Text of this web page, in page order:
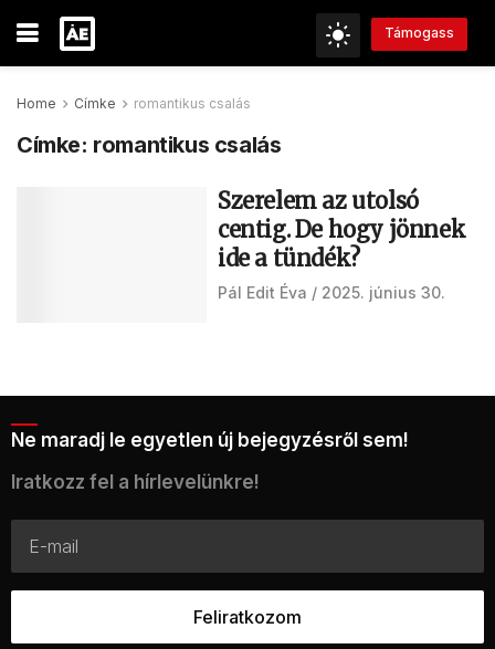
Támogass
Home Címke romantikus csalás
Címke: romantikus csalás
Szerelem az utolsó
centig. De hogy jönnek
ide a tündék?
Pál Edit Éva 2025. június 30.
Ne maradj le egyetlen új bejegyzésről sem!
Iratkozz fel a hírlevelünkre!